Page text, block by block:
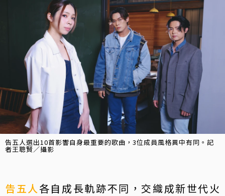
告五人選出10首影響自身最重要的歌曲，3位成員風格異中有同。記
者王聰賢／攝影
告五人 各自成長軌跡不同，交織成新世代火